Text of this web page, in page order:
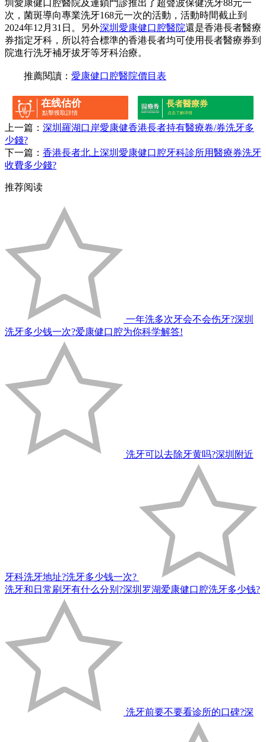
圳愛康健口腔醫院及連鎖門診推出了超聲波保健洗牙88元一
次，菌斑導向專業洗牙168元一次的活動，活動時間截止到
2024年12月31日。另外深圳愛康健口腔醫院還是香港長者醫療
券指定牙科，所以符合標準的香港長者均可使用長者醫療券到
院進行洗牙補牙拔牙等牙科治療。
推薦閱讀： 愛康健口腔醫院價目表
在线估价
點擊獲取詳情
長者醫療券
点击了解详情
上一篇： 深圳羅湖口岸愛康健香港長者持有醫療卷/券洗牙多
少錢?
下一篇： 香港長者北上深圳愛康健口腔牙科診所用醫療券洗牙
收費多少錢?
推荐阅读
一年洗多次牙会不会伤牙?深圳
洗牙多少钱一次?爱康健口腔为你科学解答!
洗牙可以去除牙黄吗?深圳附近
牙科洗牙地址?洗牙多少钱一次?
洗牙和日常刷牙有什么分别?深圳罗湖爱康健口腔洗牙多少钱?
洗牙前要不要看诊所的口碑?深